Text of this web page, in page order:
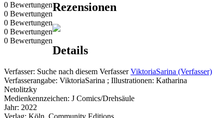
0 Bewertungen
0 Bewertungen
0 Bewertungen
0 Bewertungen
0 Bewertungen
Rezensionen
Details
Verfasser: Suche nach diesem Verfasser ViktoriaSarina (Verfasser)
Verfasserangabe: ViktoriaSarina ; Illustrationen: Katharina
Netolitzky
Medienkennzeichen: J Comics/Drehsäule
Jahr: 2022
Verlag: Köln, Community Editions